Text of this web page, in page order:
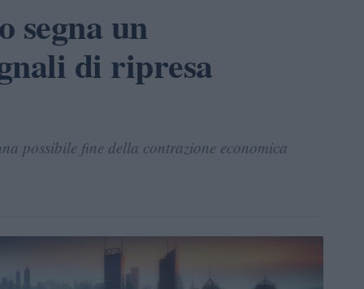
segna un
di ripresa
possibile fine della contrazione economica